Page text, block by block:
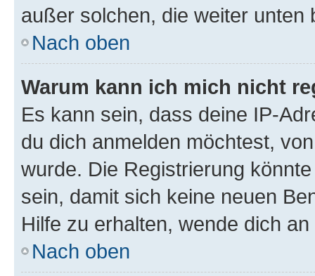
außer solchen, die weiter unten
Nach oben
Warum kann ich mich nicht
Es kann sein, dass deine IP-
du dich anmelden möchtest,
wurde. Die Registrierung
sein, damit sich keine neuen
Hilfe zu erhalten, wende dich
Nach oben